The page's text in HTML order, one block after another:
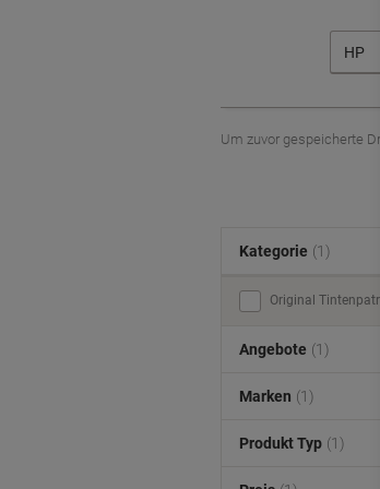
HP
Um zuvor gespeicherte
Kategorie (1)
Original
Angebote (1)
Marken (1)
Produkt Typ (1)